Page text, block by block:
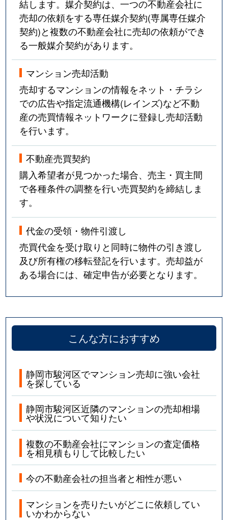
結します。媒介契約は、一つの不動産会社に
売却の依頼をする専任媒介契約(専属専任媒介
契約)と複数の不動産会社に売却の依頼ができ
る一般媒介契約があります。
マンション売却活動
売却するマンションの情報をネット・チラシ
での広告や指定流通機構(レインズ)など不動
産の売買情報ネットワークに登録し売却活動
を行います。
不動産売買契約
購入希望者が見つかった場合、売主・買主間
で各種条件の調整を行い売買契約を締結しま
す。
代金の受領・物件引渡し
売買代金を受け取りと同時に物件の引き渡し
及び所有権の移転登記を行います。売却益が
ある場合には、確定申告が必要となります。
こんな方におすすめ
静岡市駿河区でマンション売却に強い会社
を探している
静岡市駿河区近隣のマンションの売却相場
や状況について知りたい
複数の不動産会社にマンションの査定価格
を相見積もりして比較したい
今の不動産会社の担当者と相性が悪い
マンションを売りたいがどこに依頼してい
いかわからない